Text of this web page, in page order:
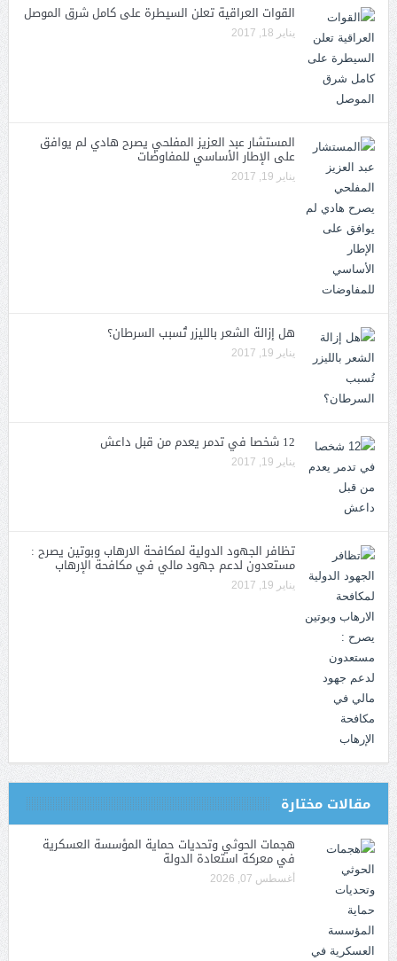
القوات العراقية تعلن السيطرة على كامل شرق الموصل
يناير 18, 2017
المستشار عبد العزيز المفلحي يصرح هادي لم يوافق
على الإطار الأساسي للمفاوضات
يناير 19, 2017
هل إزالة الشعر بالليزر تُسبب السرطان؟
يناير 19, 2017
12 شخصا في تدمر يعدم من قبل داعش
يناير 19, 2017
تظافر الجهود الدولية لمكافحة الارهاب وبوتين يصرح :
مستعدون لدعم جهود مالي في مكافحة الإرهاب
يناير 19, 2017
مقالات مختارة
هجمات الحوثي وتحديات حماية المؤسسة العسكرية
في معركة استعادة الدولة
أغسطس 07, 2026